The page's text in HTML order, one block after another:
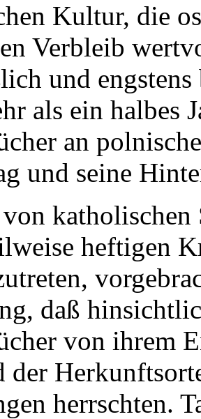
Kultur, die
Verbleib
und
als ein halbes
an
und seine
heftigen
daß
von ihrem
der
herrschten.